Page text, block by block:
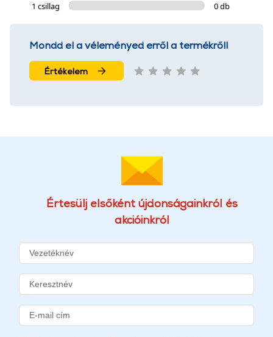
1 csillag
0 db
Mondd el a véleményed erről a termékről!
Értékelem
Értesülj elsőként újdonságainkról és
akcióinkról